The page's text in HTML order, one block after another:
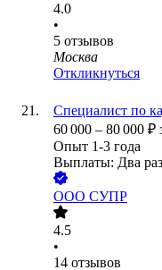
4.0
•
5 отзывов
Москва
Откликнуться
Специалист по
60 000 – 80 000 ₽
Опыт 1-3 года
Выплаты: Два
ООО СУПР
4.5
•
14 отзывов